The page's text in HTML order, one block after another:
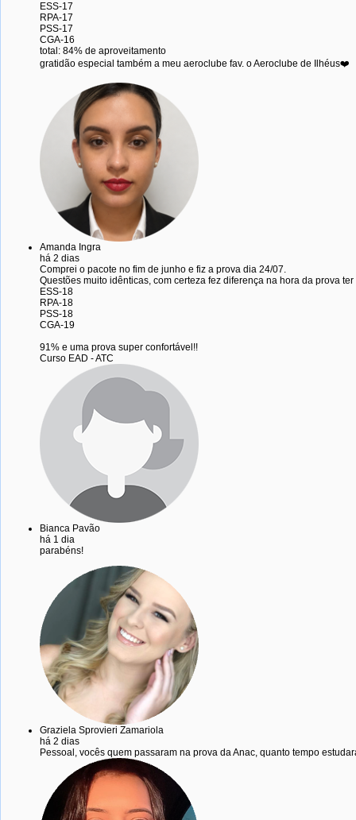
ESS-17
RPA-17
PSS-17
CGA-16
total: 84% de aproveitamento
gratidão especial também a meu aeroclube fav. o Aeroclube de Ilhéus❤️
Amanda Ingra
há 2 dias
Comprei o pacote no fim de junho e fiz a prova dia 24/07.
Questões muito idênticas, com certeza fez diferença na hora da prova
ESS-18
RPA-18
PSS-18
CGA-19
91% e uma prova super confortável!!
Curso EAD - ATC
Bianca Pavão
há 1 dia
parabéns!
Graziela Sprovieri Zamariola
há 2 dias
Pessoal, vocês quem passaram na prova da Anac, quanto tempo